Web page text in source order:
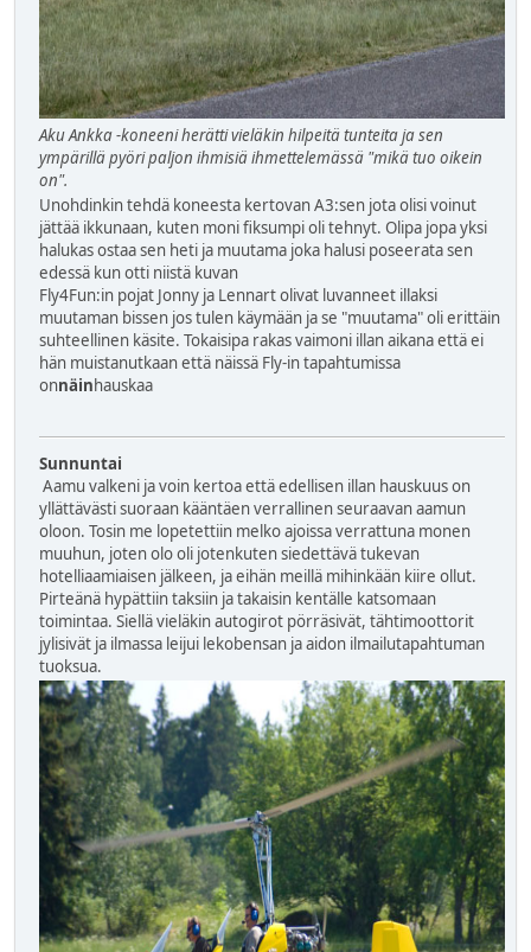
Aku Ankka -koneeni herätti vieläkin hilpeitä tunteita ja sen
ympärillä pyöri paljon ihmisiä ihmettelemässä "mikä tuo oikein
on".
Unohdinkin tehdä koneesta kertovan A3:sen jota olisi voinut
jättää ikkunaan, kuten moni fiksumpi oli tehnyt. Olipa jopa yksi
halukas ostaa sen heti ja muutama joka halusi poseerata sen
edessä kun otti niistä kuvan
Fly4Fun:in pojat Jonny ja Lennart olivat luvanneet illaksi
muutaman bissen jos tulen käymään ja se "muutama" oli erittäin
suhteellinen käsite. Tokaisipa rakas vaimoni illan aikana että ei
hän muistanutkaan että näissä Fly-in tapahtumissa
onnäinhauskaa
Sunnuntai
Aamu valkeni ja voin kertoa että edellisen illan hauskuus on
yllättävästi suoraan kääntäen verrallinen seuraavan aamun
oloon. Tosin me lopetettiin melko ajoissa verrattuna monen
muuhun, joten olo oli jotenkuten siedettävä tukevan
hotelliaamiaisen jälkeen, ja eihän meillä mihinkään kiire ollut.
Pirteänä hypättiin taksiin ja takaisin kentälle katsomaan
toimintaa. Siellä vieläkin autogirot pörräsivät, tähtimoottorit
jylisivät ja ilmassa leijui lekobensan ja aidon ilmailutapahtuman
tuoksua.